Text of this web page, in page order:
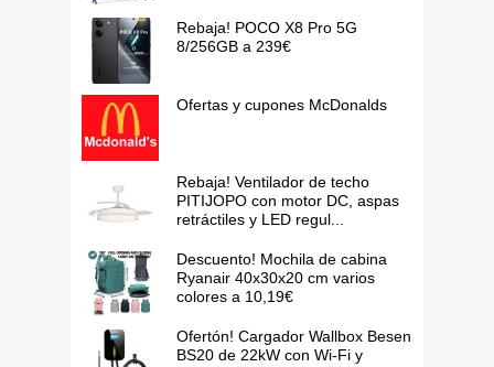
Rebaja! POCO X8 Pro 5G
8/256GB a 239€
Ofertas y cupones McDonalds
Rebaja! Ventilador de techo
PITIJOPO con motor DC, aspas
retráctiles y LED regul...
Descuento! Mochila de cabina
Ryanair 40x30x20 cm varios
colores a 10,19€
Ofertón! Cargador Wallbox Besen
BS20 de 22kW con Wi-Fi y